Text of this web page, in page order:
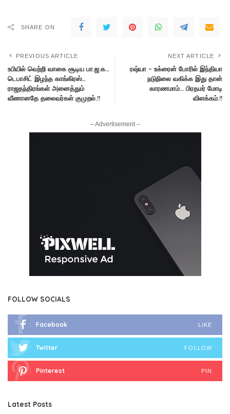
SHARE ON
PREVIOUS ARTICLE
உபியில் வெற்றி வாகை சூடிய பா.ஜ.க…
டெபாசிட் இழந்த காங்கிரஸ்…
ராஜதந்திரங்கள் அனைத்தும்
வீணானதே தலைவர்கள் குமுறல்.!!
NEXT ARTICLE
ரஷ்யா – உக்ரைன் போரில் இந்தியா
நடுநிலை வகிக்க இது தான்
காரணமாம்… பிரதமர் மோடி
விளக்கம்.!!
– Advertisement –
FOLLOW SOCIALS
Facebook LIKE
Twitter FOLLOW
Pinterest PIN
Latest Posts